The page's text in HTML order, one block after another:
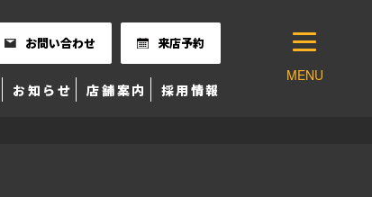
お問い合わせ 来店予約
お知らせ 店舗案内 採用情報
MENU